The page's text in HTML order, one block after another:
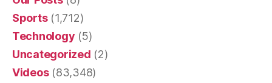
Sports(1,712)
Technology (5)
Uncategorized (2)
Videos(83,348)